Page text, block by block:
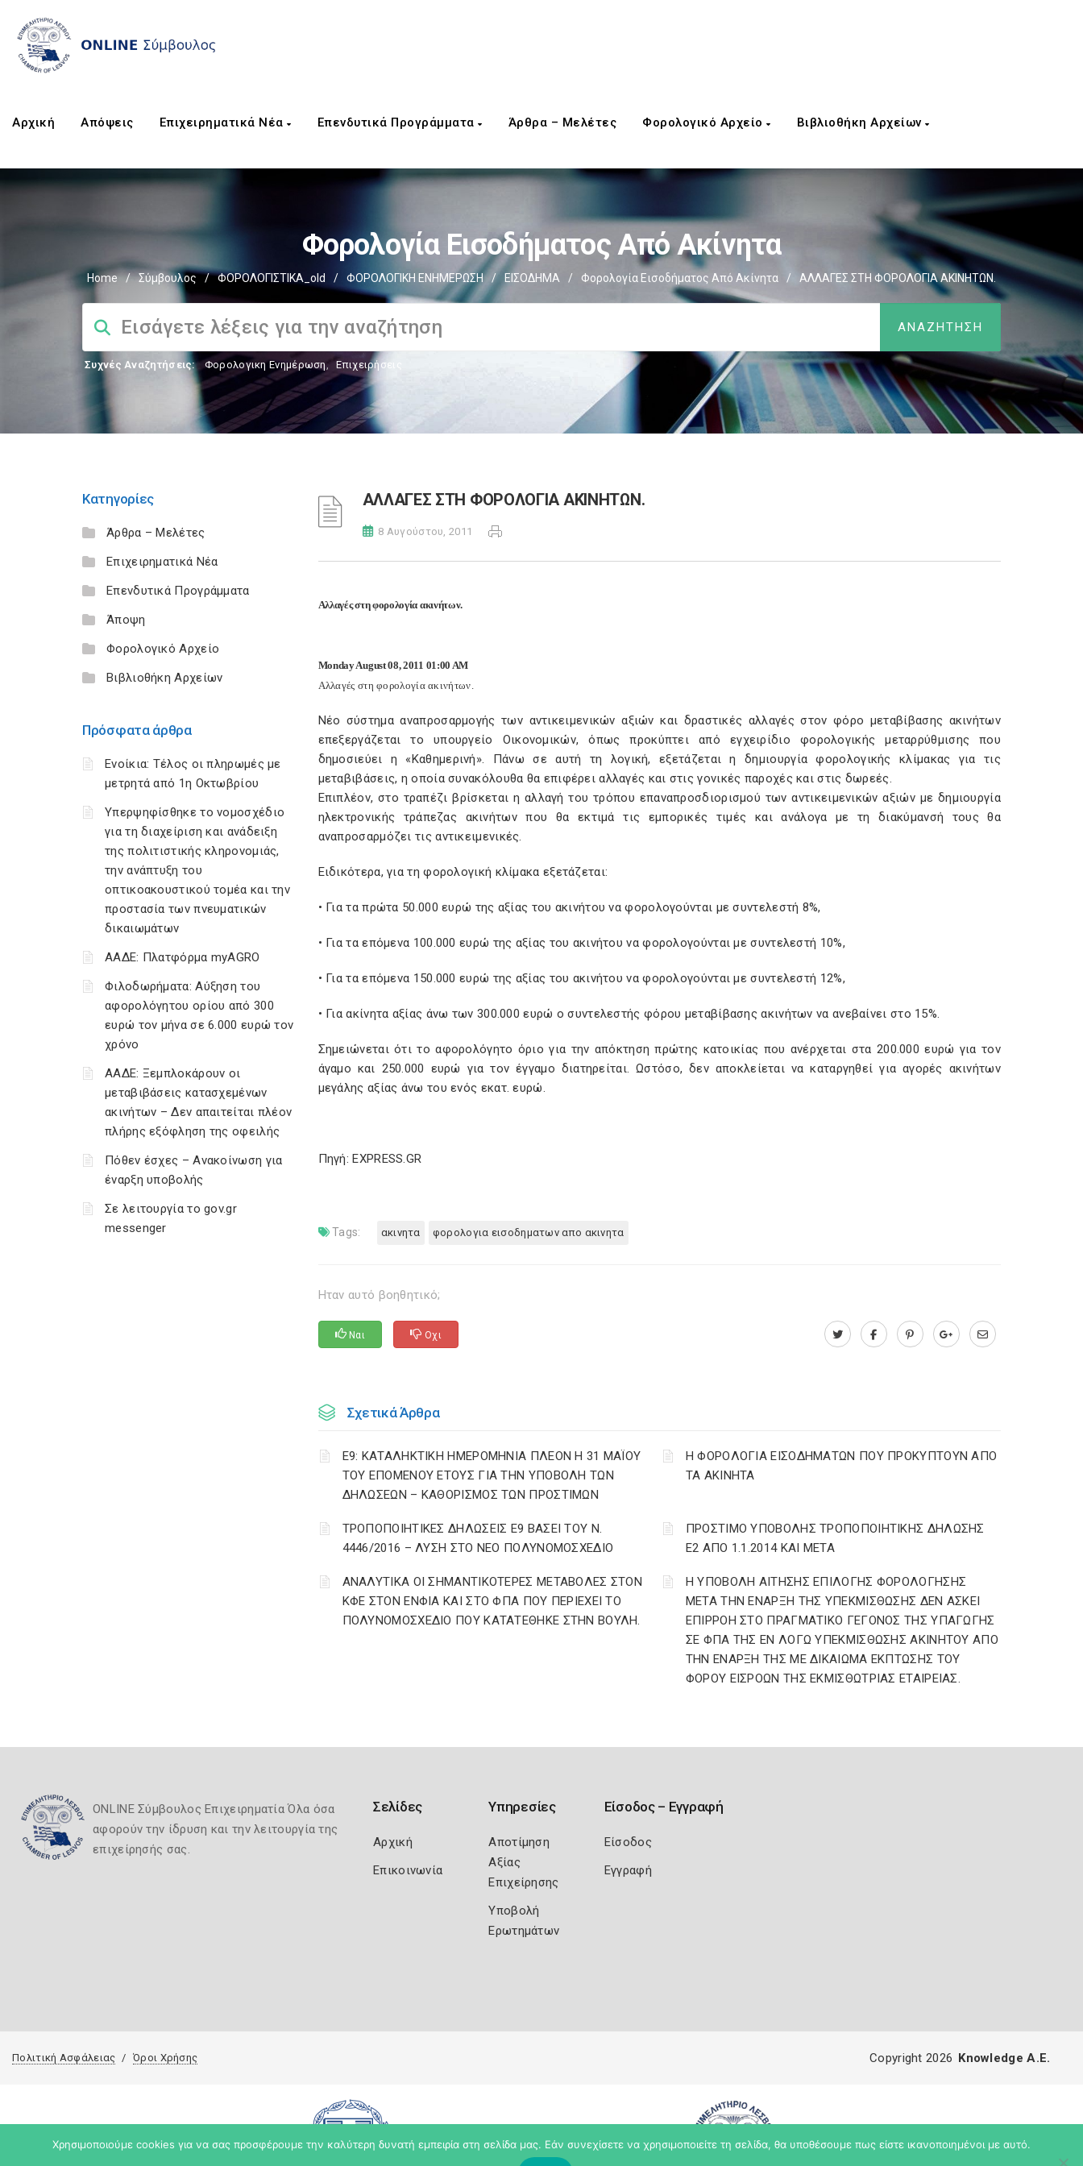
Αρχική Απόψεις Επιχειρηματικά Νέα Επενδυτικά Προγράμματα Άρθρα – Μελέτες Φορολογικό Αρχείο Βιβλιοθήκη Αρχείων
Φορολογία Εισοδήματος Από Ακίνητα
Home / Σύμβουλος / ΦΟΡΟΛΟΓΙΣΤΙΚΑ_old / ΦΟΡΟΛΟΓΙΚΗ ΕΝΗΜΕΡΩΣΗ / ΕΙΣΟΔΗΜΑ / Φορολογία Εισοδήματος Από Ακίνητα / ΑΛΛΑΓΕΣ ΣΤΗ ΦΟΡΟΛΟΓΙΑ ΑΚΙΝΗΤΩΝ.
Συχνές Αναζητήσεις: Φορολογικη Ενημέρωση, Επιχειρήσεις
Κατηγορίες
Άρθρα – Μελέτες
Επιχειρηματικά Νέα
Επενδυτικά Προγράμματα
Άποψη
Φορολογικό Αρχείο
Βιβλιοθήκη Αρχείων
Πρόσφατα άρθρα
Ενοίκια: Τέλος οι πληρωμές με
μετρητά από 1η Οκτωβρίου
Υπερψηφίσθηκε το νομοσχέδιο
για τη διαχείριση και ανάδειξη
της πολιτιστικής κληρονομιάς,
την ανάπτυξη του
οπτικοακουστικού τομέα και την
προστασία των πνευματικών
δικαιωμάτων
ΑΑΔΕ: Πλατφόρμα myAGRO
Φιλοδωρήματα: Αύξηση του
αφορολόγητου ορίου από 300
ευρώ τον μήνα σε 6.000 ευρώ τον
χρόνο
ΑΑΔΕ: Ξεμπλοκάρουν οι
μεταβιβάσεις κατασχεμένων
ακινήτων – Δεν απαιτείται πλέον
πλήρης εξόφληση της οφειλής
Πόθεν έσχες – Ανακοίνωση για
έναρξη υποβολής
Σε λειτουργία το gov.gr
messenger
ΑΛΛΑΓΕΣ ΣΤΗ ΦΟΡΟΛΟΓΙΑ ΑΚΙΝΗΤΩΝ.
8 Αυγούστου, 2011
Αλλαγές στη φορολογία ακινήτων.
Monday August 08, 2011 01:00 AM
Αλλαγές στη φορολογία ακινήτων.
Νέο σύστημα αναπροσαρμογής των αντικειμενικών αξιών και δραστικές αλλαγές στον φόρο μεταβίβασης ακινήτων
επεξεργάζεται το υπουργείο Οικονομικών, όπως προκύπτει από εγχειρίδιο φορολογικής μεταρρύθμισης που
δημοσιεύει η «Καθημερινή». Πάνω σε αυτή τη λογική, εξετάζεται η δημιουργία φορολογικής κλίμακας για τις
μεταβιβάσεις, η οποία συνακόλουθα θα επιφέρει αλλαγές και στις γονικές παροχές και στις δωρεές.
Επιπλέον, στο τραπέζι βρίσκεται η αλλαγή του τρόπου επαναπροσδιορισμού των αντικειμενικών αξιών με δημιουργία
ηλεκτρονικής τράπεζας ακινήτων που θα εκτιμά τις εμπορικές τιμές και ανάλογα με τη διακύμανσή τους θα
αναπροσαρμόζει τις αντικειμενικές.
Ειδικότερα, για τη φορολογική κλίμακα εξετάζεται:
• Για τα πρώτα 50.000 ευρώ της αξίας του ακινήτου να φορολογούνται με συντελεστή 8%,
• Για τα επόμενα 100.000 ευρώ της αξίας του ακινήτου να φορολογούνται με συντελεστή 10%,
• Για τα επόμενα 150.000 ευρώ της αξίας του ακινήτου να φορολογούνται με συντελεστή 12%,
• Για ακίνητα αξίας άνω των 300.000 ευρώ ο συντελεστής φόρου μεταβίβασης ακινήτων να ανεβαίνει στο 15%.
Σημειώνεται ότι το αφορολόγητο όριο για την απόκτηση πρώτης κατοικίας που ανέρχεται στα 200.000 ευρώ για τον
άγαμο και 250.000 ευρώ για τον έγγαμο διατηρείται. Ωστόσο, δεν αποκλείεται να καταργηθεί για αγορές ακινήτων
μεγάλης αξίας άνω του ενός εκατ. ευρώ.
Πηγή: EXPRESS.GR
Tags: ακινητα φορολογια εισοδηματων απο ακινητα
Ηταν αυτό βοηθητικό;
Ναι Οχι
Σχετικά Άρθρα
Ε9: ΚΑΤΑΛΗΚΤΙΚΗ ΗΜΕΡΟΜΗΝΙΑ ΠΛΕΟΝ Η 31 ΜΑΪΟΥ
ΤΟΥ ΕΠΟΜΕΝΟΥ ΕΤΟΥΣ ΓΙΑ ΤΗΝ ΥΠΟΒΟΛΗ ΤΩΝ
ΔΗΛΩΣΕΩΝ – ΚΑΘΟΡΙΣΜΟΣ ΤΩΝ ΠΡΟΣΤΙΜΩΝ
Η ΦΟΡΟΛΟΓΙΑ ΕΙΣΟΔΗΜΑΤΩΝ ΠΟΥ ΠΡΟΚΥΠΤΟΥΝ ΑΠΟ
ΤΑ ΑΚΙΝΗΤΑ
ΤΡΟΠΟΠΟΙΗΤΙΚΕΣ ΔΗΛΩΣΕΙΣ Ε9 ΒΑΣΕΙ ΤΟΥ Ν.
4446/2016 – ΛΥΣΗ ΣΤΟ ΝΕΟ ΠΟΛΥΝΟΜΟΣΧΕΔΙΟ
ΠΡΟΣΤΙΜΟ ΥΠΟΒΟΛΗΣ ΤΡΟΠΟΠΟΙΗΤΙΚΗΣ ΔΗΛΩΣΗΣ
Ε2 ΑΠΟ 1.1.2014 ΚΑΙ ΜΕΤΑ
ΑΝΑΛΥΤΙΚΑ ΟΙ ΣΗΜΑΝΤΙΚΟΤΕΡΕΣ ΜΕΤΑΒΟΛΕΣ ΣΤΟΝ
ΚΦΕ ΣΤΟΝ ΕΝΦΙΑ ΚΑΙ ΣΤΟ ΦΠΑ ΠΟΥ ΠΕΡΙΕΧΕΙ ΤΟ
ΠΟΛΥΝΟΜΟΣΧΕΔΙΟ ΠΟΥ ΚΑΤΑΤΕΘΗΚΕ ΣΤΗΝ ΒΟΥΛΗ.
Η ΥΠΟΒΟΛΗ ΑΙΤΗΣΗΣ ΕΠΙΛΟΓΗΣ ΦΟΡΟΛΟΓΗΣΗΣ
ΜΕΤΑ ΤΗΝ ΕΝΑΡΞΗ ΤΗΣ ΥΠΕΚΜΙΣΘΩΣΗΣ ΔΕΝ ΑΣΚΕΙ
ΕΠΙΡΡΟΗ ΣΤΟ ΠΡΑΓΜΑΤΙΚΟ ΓΕΓΟΝΟΣ ΤΗΣ ΥΠΑΓΩΓΗΣ
ΣΕ ΦΠΑ ΤΗΣ ΕΝ ΛΟΓΩ ΥΠΕΚΜΙΣΘΩΣΗΣ ΑΚΙΝΗΤΟΥ ΑΠΟ
ΤΗΝ ΕΝΑΡΞΗ ΤΗΣ ΜΕ ΔΙΚΑΙΩΜΑ ΕΚΠΤΩΣΗΣ ΤΟΥ
ΦΟΡΟΥ ΕΙΣΡΟΩΝ ΤΗΣ ΕΚΜΙΣΘΩΤΡΙΑΣ ΕΤΑΙΡΕΙΑΣ.
ONLINE Σύμβουλος Επιχειρηματία Όλα όσα
αφορούν την ίδρυση και την λειτουργία της
επιχείρησής σας.
Σελίδες
Αρχική
Επικοινωνία
Υπηρεσίες
Αποτίμηση
Αξίας
Επιχείρησης
Υποβολή
Ερωτημάτων
Είσοδος – Εγγραφή
Είσοδος
Εγγραφή
Πολιτική Ασφάλειας Όροι Χρήσης Copyright 2026 Knowledge A.E.
Χρησιμοποιούμε cookies για να σας προσφέρουμε την καλύτερη δυνατή εμπειρία στη σελίδα μας. Εάν συνεχίσετε να χρησιμοποιείτε τη σελίδα, θα υποθέσουμε πως είστε ικανοποιημένοι με αυτό.